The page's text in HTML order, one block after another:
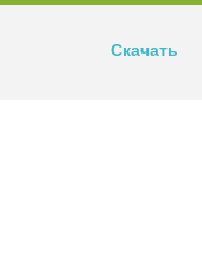
Скачать